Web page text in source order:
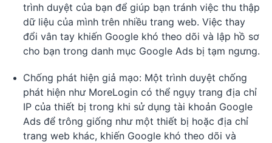
trình duyệt của bạn để giúp bạn tránh việc thu thập
dữ liệu của mình trên nhiều trang web. Việc thay
đổi vân tay khiến Google khó theo dõi và lập hồ sơ
cho bạn trong danh mục Google Ads bị tạm ngưng.
Chống phát hiện giả mạo: Một trình duyệt chống
phát hiện như MoreLogin có thể ngụy trang địa chỉ
IP của thiết bị trong khi sử dụng tài khoản Google
Ads để trông giống như một thiết bị hoặc địa chỉ
trang web khác, khiến Google khó theo dõi và